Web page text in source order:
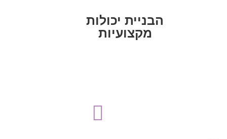
הבניית יכולות
מקצועיות
הבניית יכולות מקצועיות
הבניית יכולות מקצועיות, חיבוריות

ישראל ולמאבק בשיח השנאה